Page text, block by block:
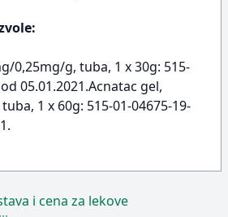
0,25mg/g, tuba, 1 x 30g: 515-
05.01.2021.Acnatac gel,
1 x 60g: 515-01-04675-19-
i cena za lekove